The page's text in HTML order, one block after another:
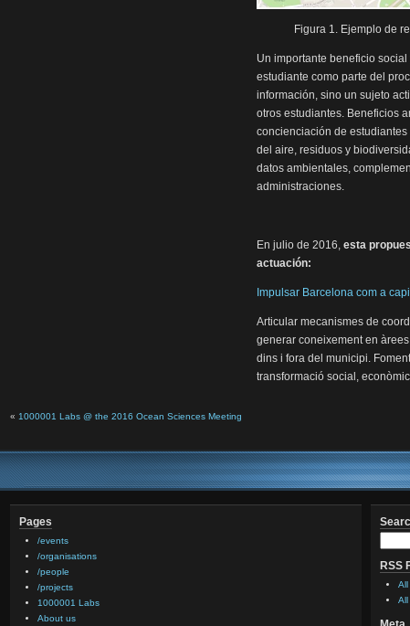
Figura 1. Ejemplo de
Un importante beneficio
estudiante como parte del
información, sino un sujeto
otros estudiantes. Beneficios
concienciación de
del aire, residuos y
datos ambientales,
administraciones.
En julio de 2016, esta
actuación:
Impulsar Barcelona com a
Articular mecanismes de
generar coneixement en
dins i fora del municipi.
transformació social,
« 1000001 Labs @ the 2016 Ocean Sciences Meeting
Pages
/events
/organisations
/people
/projects
1000001 Labs
About us
RSS
All
All